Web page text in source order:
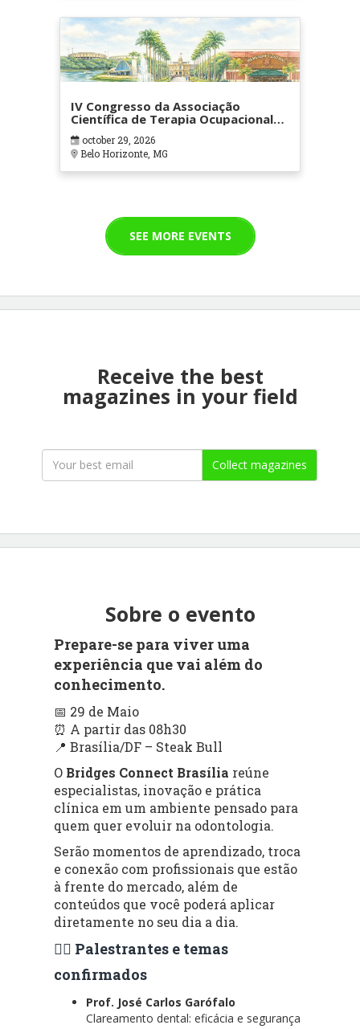
IV Congresso da Associação
Científica de Terapia Ocupacional
em Contextos Hospitalares e
Cuidados Paliativos - ATOHOSP
october 29, 2026
Belo Horizonte, MG
SEE MORE EVENTS
Receive the best
magazines in your field
Collect magazines
Sobre o evento
Prepare-se para viver uma
experiência que vai além do
conhecimento.
📅 29 de Maio
⏰ A partir das 08h30
📍 Brasília/DF – Steak Bull
O Bridges Connect Brasília reúne
especialistas, inovação e prática
clínica em um ambiente pensado para
quem quer evoluir na odontologia.
Serão momentos de aprendizado, troca
e conexão com profissionais que estão
à frente do mercado, além de
conteúdos que você poderá aplicar
diretamente no seu dia a dia.
👨‍⚕️ Palestrantes e temas
confirmados
Prof. José Carlos Garófalo
Clareamento dental: eficácia e segurança